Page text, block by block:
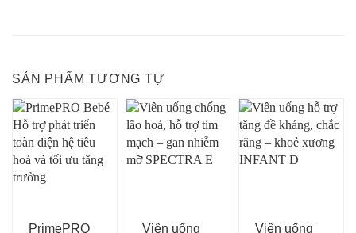
SẢN PHẨM TƯƠNG TỰ
PrimePRO
Viên uống
Viên uống